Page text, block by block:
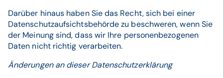
Darüber hinaus haben Sie das Recht, sich bei einer
Datenschutzaufsichtsbehörde zu beschweren, wenn Sie
der Meinung sind, dass wir Ihre personenbezogenen
Daten nicht richtig verarbeiten.
Änderungen an dieser Datenschutzerklärung